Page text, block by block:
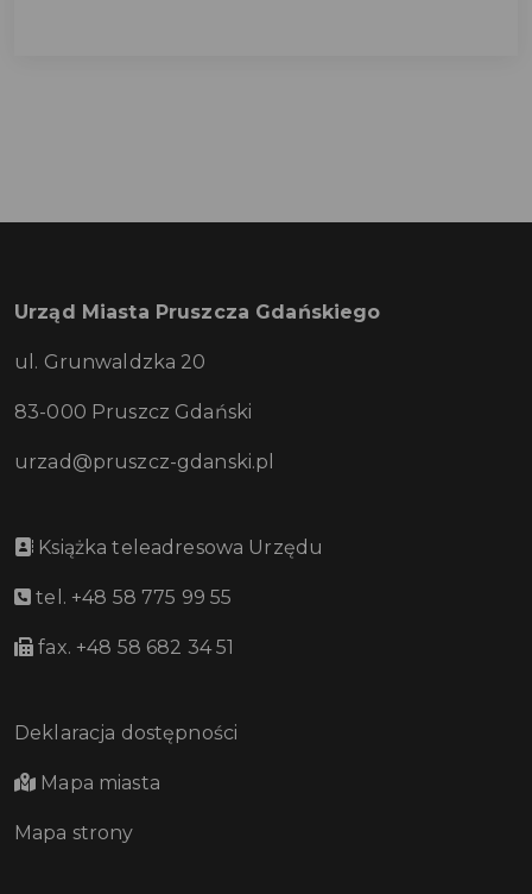
Urząd Miasta Pruszcza Gdańskiego
ul. Grunwaldzka 20
83-000 Pruszcz Gdański
urzad@pruszcz-gdanski.pl
Książka teleadresowa Urzędu
tel. +48 58 775 99 55
fax. +48 58 682 34 51
Deklaracja dostępności
Mapa miasta
Mapa strony